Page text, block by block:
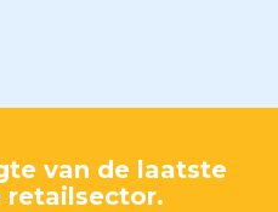
van de laatste
retailsector.